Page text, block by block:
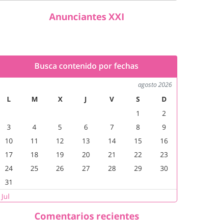
Anunciantes XXI
Busca contenido por fechas
agosto 2026
L M X J V S
D
1
2
3
4 5 6 7 8
9
10
11 12 13 14 15
16
17
18 19 20 21 22
23
24
25 26 27 28 29
30
31
Comentarios recientes